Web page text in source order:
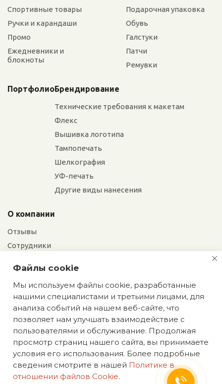
Екатерина
Мы сохраняем
эксклюзивность: оставьте
заявку на идеи подарков,
недоступных в интернете
Спортивные товары
Ручки и карандаши
Промо
Ежедневники и
блокноты
Подарочная упаковка
Обувь
Галстуки
Патчи
Ремувки
ПортфолиоБрендирование
Технические требования к макетам
Флекс
Вышивка логотипа
Тампопечать
Шелкография
УФ-печать
Другие виды нанесения
О компании
Отзывы
Сотрудники
Вакансии
Политика конфиденциальности
ИП Аасаметс А. И. ИНН 661219180590 ОГРН
Файлы cookie
Мы используем файлы cookie, разработанные
нашими специалистами и третьими лицами, для
анализа событий на нашем веб-сайте, что
позволяет нам улучшать взаимодействие с
пользователями и обслуживание. Продолжая
просмотр страниц нашего сайта, вы принимаете
условия его использования. Более подробные
сведения смотрите в нашей Политике в
отношении файлов Cookie.